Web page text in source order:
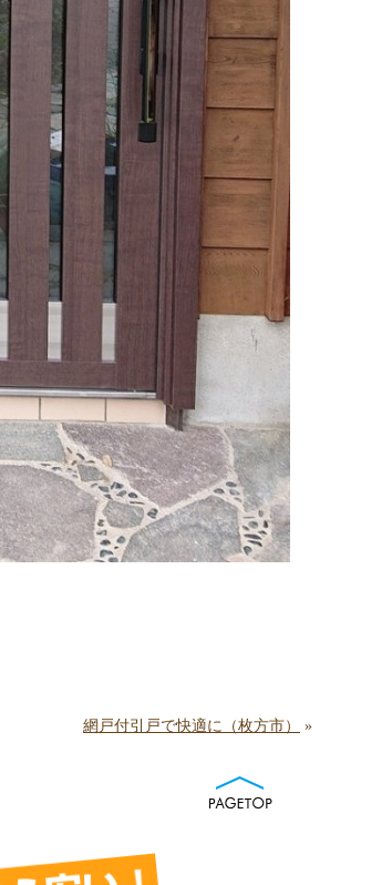
網戸付引戸で快適に（枚方市） »